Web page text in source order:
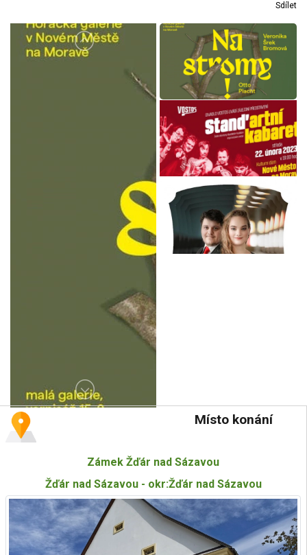
Sdílet
Místo konání
Zámek Žďár nad Sázavou
Žďár nad Sázavou - okr:Žďár nad Sázavou